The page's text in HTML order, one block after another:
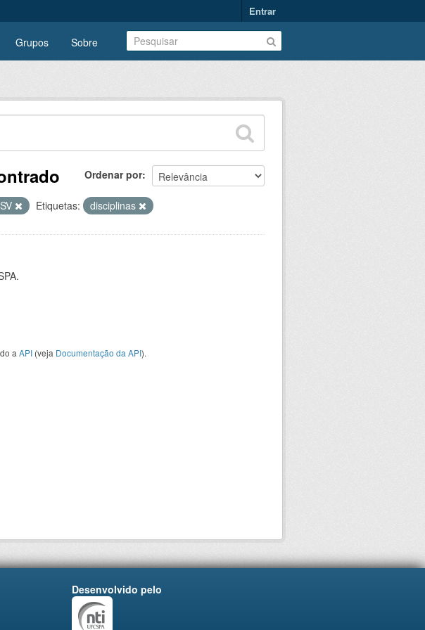
Entrar
Grupos Sobre
Ordenar por
Etiquetas: disciplinas
a API (veja Documentação da API).
Desenvolvido pelo